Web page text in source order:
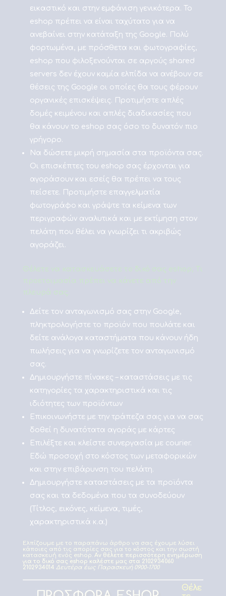
εικαστικό και στην εμφάνιση γενικότερα. Το
eshop πρέπει να είναι ταχύτατο για να
ανεβαίνει στην κατάταξη της Google. Πολύ
φορτωμένα, με πρόσθετα και φωτογραφίες,
eshop που φιλοξενούνται σε αργούς shared
servers δεν έχουν καμία ελπίδα να ανέβουν σε
θέσεις της Google οι οποίες θα τους φέρουν
οργανικές επισκέψεις. Προτιμήστε απλές
δομές κειμένου και απλές διαδικασίες που
θα κάνουν το eshop σας όσο το δυνατόν πιο
γρήγορο.
Να δώσετε μικρή σημασία στα προϊόντα σας.
Οι επισκέπτες του eshop σας έρχονται για
αγοράσουν και εσείς θα πρέπει να τους
πείσετε. Προτιμήστε επαγγελματία
φωτογράφο και γράψτε τα κείμενα των
περιγραφών αναλυτικά και με εκτίμηση στον
πελάτη που θέλει να γνωρίζει τι ακριβώς
αγοράζει.
Δείτε τον ανταγωνισμό σας στην Google,
πληκτρολογήστε το προϊόν που πουλάτε και
δείτε ανάλογα καταστήματα που κάνουν ήδη
πωλήσεις για να γνωρίζετε τον ανταγωνισμό
σας.
Δημιουργήστε πίνακες – καταστάσεις με τις
κατηγορίες τα χαρακτηριστικά και τις
ιδιότητες των προϊόντων
Επικοινωνήστε με την τράπεζα σας για να σας
δοθεί η δυνατότατα αγοράς με κάρτες
Επιλέξτε και κλείστε συνεργασία με courier.
Εδώ προσοχή στο κόστος των μεταφορικών
και στην επιβάρυνση του πελάτη.
Δημιουργήστε καταστάσεις με τα προϊόντα
σας και τα δεδομένα που τα συνοδεύουν
(Τίτλος, εικόνες, κείμενα, τιμές,
χαρακτηριστικά κ.α.)
Ελπίζουμε με το παραπάνω άρθρο να σας έχουμε λύσει
κάποιες από τις απορίες σας για το κόστος και την σωστή
κατασκευή ενός eshop.Αν θέλετε περισσότερη ενημέρωση
για το δικό σας eshop καλέστε μας στα 2102934060
2102934014 Δευτέρα έως Παρασκευή 0900-1700
Θέλε